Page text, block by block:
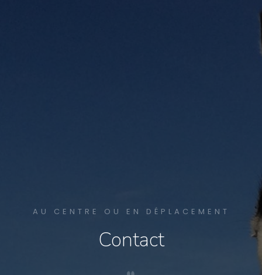
AU CENTRE OU EN DÉPLACEMENT
Contact